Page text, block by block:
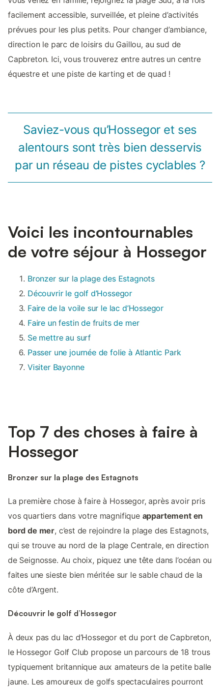
facilement accessible, surveillée, et pleine d’activités
prévues pour les plus petits. Pour changer d’ambiance,
direction le parc de loisirs du Gaillou, au sud de
Capbreton. Ici, vous trouverez entre autres un centre
équestre et une piste de karting et de quad !
Saviez-vous qu’Hossegor et ses
alentours sont très bien desservis
par un réseau de pistes cyclables ?
Voici les incontournables
de votre séjour à Hossegor
Bronzer sur la plage des Estagnots
Découvrir le golf d’Hossegor
Faire de la voile sur le lac d’Hossegor
Faire un festin de fruits de mer
Se mettre au surf
Passer une journée de folie à Atlantic Park
Visiter Bayonne
Top 7 des choses à faire à
Hossegor
Bronzer sur la plage des Estagnots
La première chose à faire à Hossegor, après avoir pris
vos quartiers dans votre magnifique appartement en
bord de mer, c’est de rejoindre la plage des Estagnots,
qui se trouve au nord de la plage Centrale, en direction
de Seignosse. Au choix, piquez une tête dans l’océan ou
faites une sieste bien méritée sur le sable chaud de la
côte d’Argent.
Découvrir le golf d’Hossegor
À deux pas du lac d’Hossegor et du port de Capbreton,
le Hossegor Golf Club propose un parcours de 18 trous
typiquement britannique aux amateurs de la petite balle
jaune. Les amoureux de golfs spectaculaires pourront